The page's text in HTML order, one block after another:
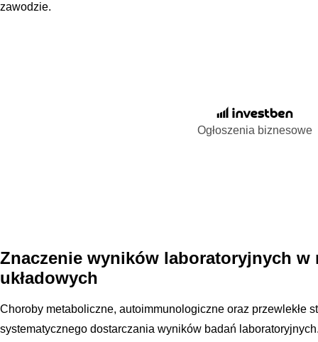
zawodzie.
Ogłoszenia biznesowe
Znaczenie wyników laboratoryjnych
układowych
Choroby metaboliczne, autoimmunologiczne oraz przewlekłe
systematycznego dostarczania wyników badań